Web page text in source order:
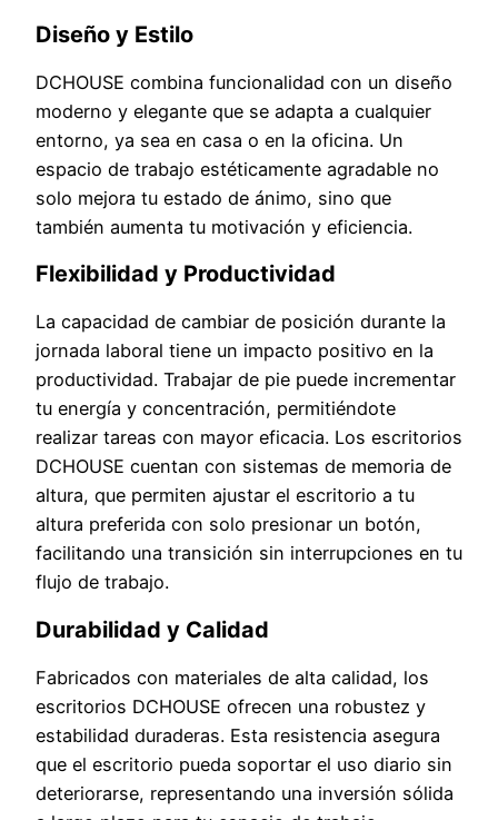
Diseño y Estilo
DCHOUSE combina funcionalidad con un diseño
moderno y elegante que se adapta a cualquier
entorno, ya sea en casa o en la oficina. Un
espacio de trabajo estéticamente agradable no
solo mejora tu estado de ánimo, sino que
también aumenta tu motivación y eficiencia.
Flexibilidad y Productividad
La capacidad de cambiar de posición durante la
jornada laboral tiene un impacto positivo en la
productividad. Trabajar de pie puede incrementar
tu energía y concentración, permitiéndote
realizar tareas con mayor eficacia. Los escritorios
DCHOUSE cuentan con sistemas de memoria de
altura, que permiten ajustar el escritorio a tu
altura preferida con solo presionar un botón,
facilitando una transición sin interrupciones en tu
flujo de trabajo.
Durabilidad y Calidad
Fabricados con materiales de alta calidad, los
escritorios DCHOUSE ofrecen una robustez y
estabilidad duraderas. Esta resistencia asegura
que el escritorio pueda soportar el uso diario sin
deteriorarse, representando una inversión sólida